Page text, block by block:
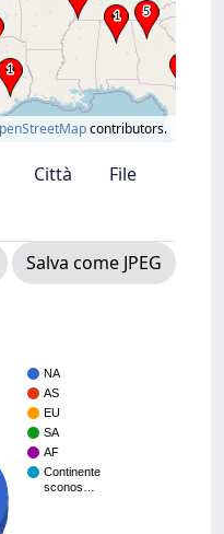
contributors.
Città
File
Salva come JPEG
NA
AS
EU
SA
AF
Continente
sconos…